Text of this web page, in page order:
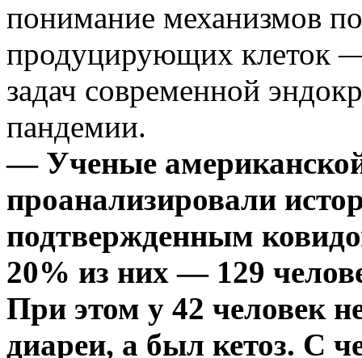
понимание механизмов
продуцирующих клеток
задач современной
пандемии.
— Ученые
проанализировали
подтвержденным
20% из них — 129
При этом у 42 человек
диареи, а был кетоз. С